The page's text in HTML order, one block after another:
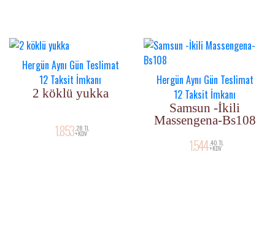
Hergün Aynı Gün Teslimat
12 Taksit İmkanı
2 köklü yukka
1.853 ,28 TL
+KDV
Hergün Aynı Gün Teslimat
12 Taksit İmkanı
Samsun -İkili
Massengena-Bs108
1.544 ,40 TL
+KDV